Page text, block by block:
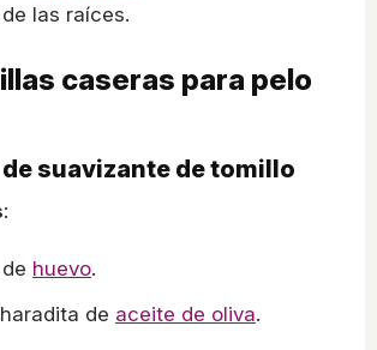
las raíces.
caseras para pelo
suavizante de tomillo
:
huevo.
de aceite de oliva.